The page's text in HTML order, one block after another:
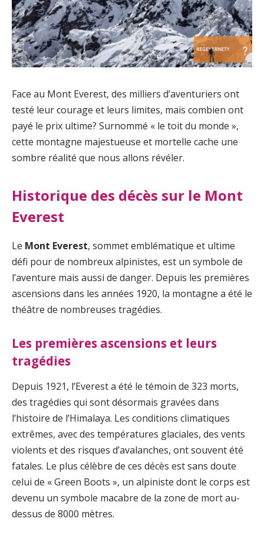
Face au Mont Everest, des milliers d’aventuriers ont
testé leur courage et leurs limites, mais combien ont
payé le prix ultime? Surnommé « le toit du monde »,
cette montagne majestueuse et mortelle cache une
sombre réalité que nous allons révéler.
Historique des décès sur le Mont
Everest
Le Mont Everest, sommet emblématique et ultime
défi pour de nombreux alpinistes, est un symbole de
l’aventure mais aussi de danger. Depuis les premières
ascensions dans les années 1920, la montagne a été le
théâtre de nombreuses tragédies.
Les premières ascensions et leurs
tragédies
Depuis 1921, l’Everest a été le témoin de 323 morts,
des tragédies qui sont désormais gravées dans
l’histoire de l’Himalaya. Les conditions climatiques
extrêmes, avec des températures glaciales, des vents
violents et des risques d’avalanches, ont souvent été
fatales. Le plus célèbre de ces décès est sans doute
celui de « Green Boots », un alpiniste dont le corps est
devenu un symbole macabre de la zone de mort au-
dessus de 8000 mètres.